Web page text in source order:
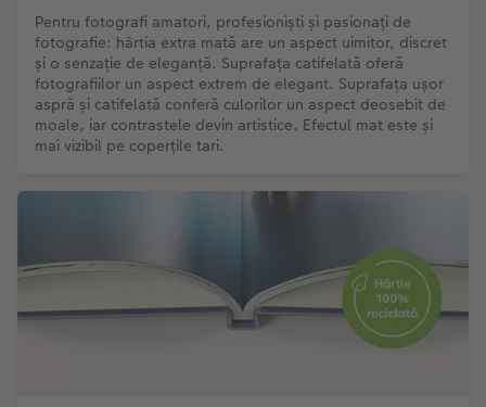
Pentru fotografi amatori, profesioniști și pasionați de
fotografie: hârtia extra mată are un aspect uimitor, discret
și o senzație de eleganță. Suprafața catifelată oferă
fotografiilor un aspect extrem de elegant. Suprafața ușor
aspră și catifelată conferă culorilor un aspect deosebit de
moale, iar contrastele devin artistice. Efectul mat este și
mai vizibil pe coperțile tari.